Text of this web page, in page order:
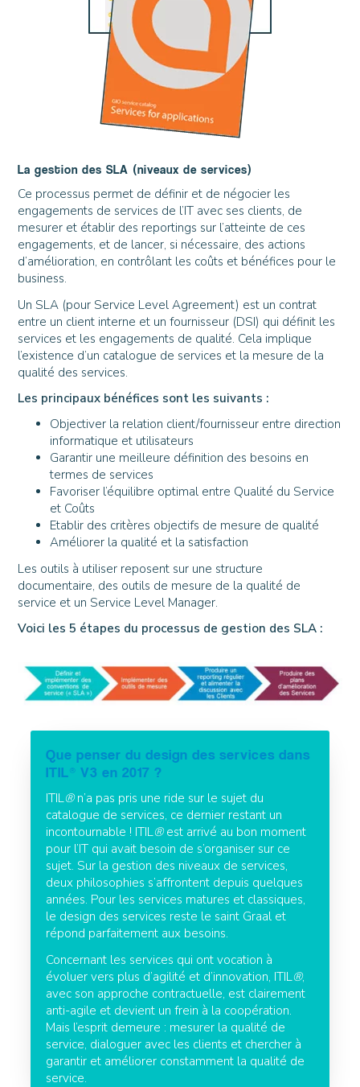
La gestion des SLA (niveaux de services)
Ce processus permet de définir et de négocier les
engagements de services de l’IT avec ses clients, de
mesurer et établir des reportings sur l’atteinte de ces
engagements, et de lancer, si nécessaire, des actions
d’amélioration, en contrôlant les coûts et bénéfices pour le
business.
Un SLA (pour Service Level Agreement) est un contrat
entre un client interne et un fournisseur (DSI) qui définit les
services et les engagements de qualité. Cela implique
l’existence d’un catalogue de services et la mesure de la
qualité des services.
Les principaux bénéfices sont les suivants :
Objectiver la relation client/fournisseur entre direction
informatique et utilisateurs
Garantir une meilleure définition des besoins en
termes de services
Favoriser l’équilibre optimal entre Qualité du Service
et Coûts
Etablir des critères objectifs de mesure de qualité
Améliorer la qualité et la satisfaction
Les outils à utiliser reposent sur une structure
documentaire, des outils de mesure de la qualité de
service et un Service Level Manager.
Voici les 5 étapes du processus de gestion des SLA :
Que penser du design des services dans
ITIL® V3 en 2017 ?
ITIL®n’a pas pris une ride sur le sujet du
catalogue de services, ce dernier restant un
incontournable ! ITIL®est arrivé au bon moment
pour l’IT qui avait besoin de s’organiser sur ce
sujet. Sur la gestion des niveaux de services,
deux philosophies s’affrontent depuis quelques
années. Pour les services matures et classiques,
le design des services reste le saint Graal et
répond parfaitement aux besoins.
Concernant les services qui ont vocation à
évoluer vers plus d’agilité et d’innovation, ITIL®,
avec son approche contractuelle, est clairement
anti-agile et devient un frein à la coopération.
Mais l’esprit demeure : mesurer la qualité de
service, dialoguer avec les clients et chercher à
garantir et améliorer constamment la qualité de
service.